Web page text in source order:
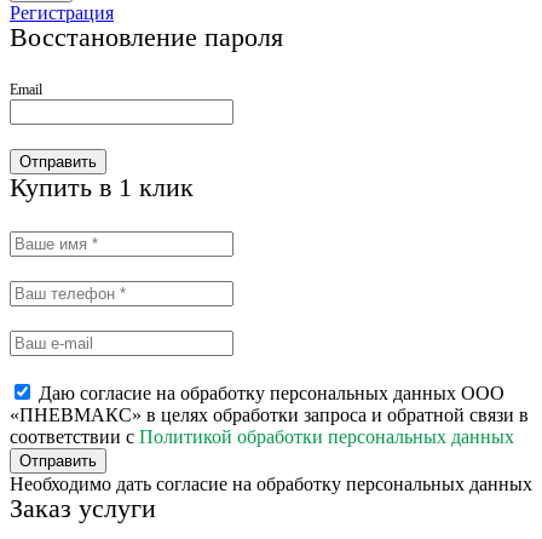
Регистрация
Восстановление пароля
Email
Отправить
Купить в 1 клик
Даю согласие на обработку персональных данных ООО
«ПНЕВМАКС» в целях обработки запроса и обратной связи в
соответствии с Политикой обработки персональных данных
Отправить
Необходимо дать согласие на обработку персональных данных
Заказ услуги